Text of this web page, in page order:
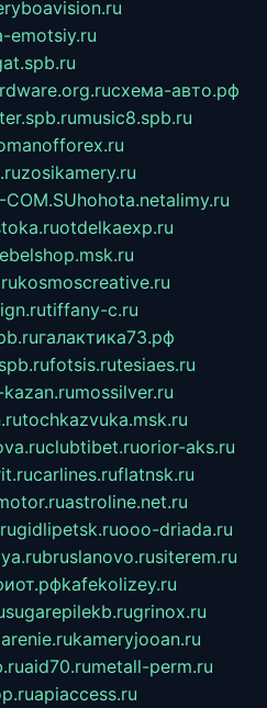
emotsiy.ru
схема-авто.рф
music8.spb.ru
zosikamery.ru
COM.SUhohota.netalimy.ru
otdelkaexp.ru
kosmoscreative.ru
tiffany-c.ru
галактика73.рф
fotsis.rutesiaes.ru
mossilver.ru
tochkazvuka.msk.ru
clubtibet.ruorior-aks.ru
carlines.ruflatnsk.ru
astroline.net.ru
gidlipetsk.ruooo-driada.ru
bruslanovo.rusiterem.ru
kafekolizey.ru
sugarepilekb.rugrinox.ru
kameryjooan.ru
aid70.rumetall-perm.ru
apiaccess.ru